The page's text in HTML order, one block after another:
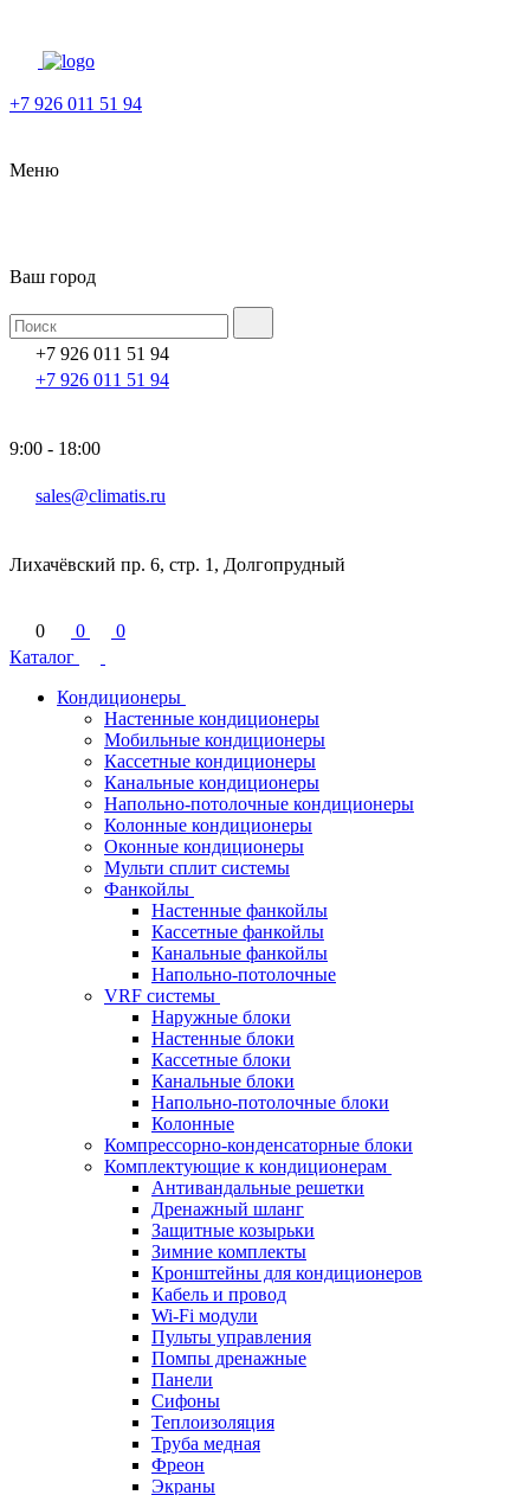
+7 926 011 51 94
Меню
Ваш город
+7 926 011 51 94
+7 926 011 51 94
9:00 - 18:00
sales@climatis.ru
Лихачёвский пр. 6, стр. 1, Долгопрудный
0 0
0
Каталог
Кондиционеры
Настенные кондиционеры
Мобильные кондиционеры
Кассетные кондиционеры
Канальные кондиционеры
Напольно-потолочные кондиционеры
Колонные кондиционеры
Оконные кондиционеры
Мульти сплит системы
Фанкойлы
Настенные фанкойлы
Кассетные фанкойлы
Канальные фанкойлы
Напольно-потолочные
VRF системы
Наружные блоки
Настенные блоки
Кассетные блоки
Канальные блоки
Напольно-потолочные блоки
Колонные
Компрессорно-конденсаторные блоки
Комплектующие к кондиционерам
Антивандальные решетки
Дренажный шланг
Защитные козырьки
Зимние комплекты
Кронштейны для кондиционеров
Кабель и провод
Wi-Fi модули
Пульты управления
Помпы дренажные
Панели
Сифоны
Теплоизоляция
Труба медная
Фреон
Экраны